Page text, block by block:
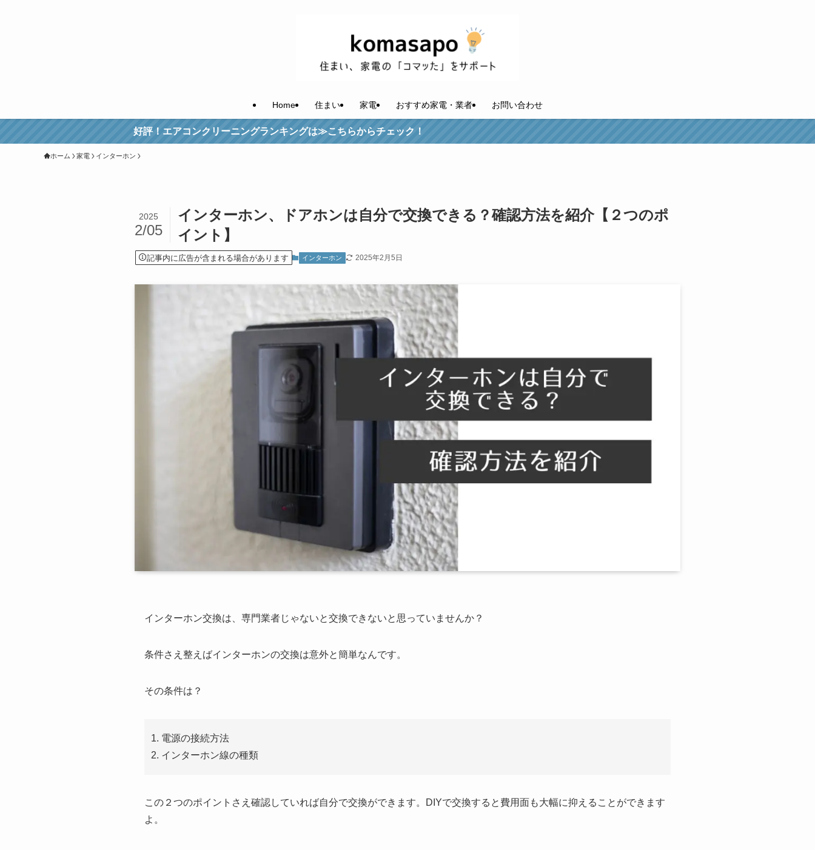
Home 住まい 家電 おすすめ家電・業者 お問い合わせ
好評！エアコンクリーニングランキングは≫こちらからチェック！
ホーム 家電 インターホン
インターホン、ドアホンは自分で交換できる？確認方法を紹介【２つのポ
イント】
2025
2/05
記事内に広告が含まれる場合があります インターホン 2025年2月5日
インターホン交換は、専門業者じゃないと交換できないと思っていませんか？
条件さえ整えばインターホンの交換は意外と簡単なんです。
その条件は？
電源の接続方法
インターホン線の種類
この２つのポイントさえ確認していれば自分で交換ができます。DIYで交換すると費用面も大幅に抑えることができます
よ。